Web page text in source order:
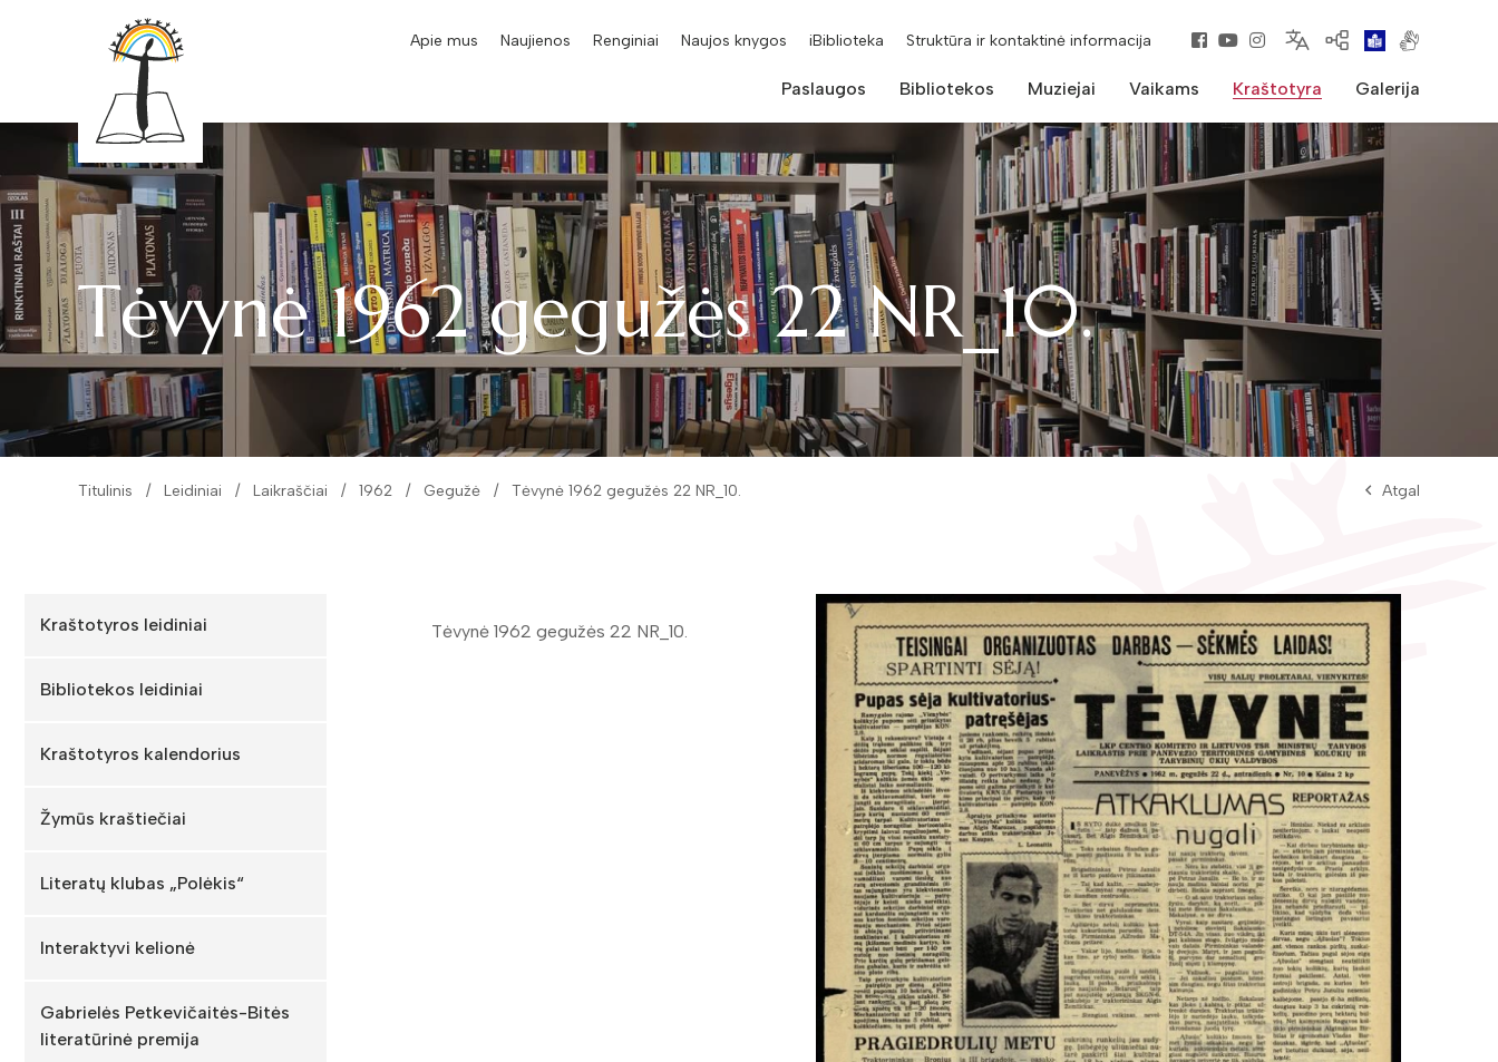
Apie mus Naujienos Renginiai Naujos knygos iBiblioteka Struktūra ir kontaktinė informacija
Paslaugos Bibliotekos Muziejai Vaikams Kraštotyra Galerija
Tėvynė 1962 gegužės 22 NR_10.
Titulinis Leidiniai Laikraščiai 1962 Gegužė Tėvynė 1962 gegužės 22 NR_10. Atgal
Kraštotyros leidiniai
Bibliotekos leidiniai
Kraštotyros kalendorius
Žymūs kraštiečiai
Literatų klubas „Polėkis“
Interaktyvi kelionė
Gabrielės Petkevičaitės-Bitės
literatūrinė premija
Tėvynė 1962 gegužės 22 NR_10.